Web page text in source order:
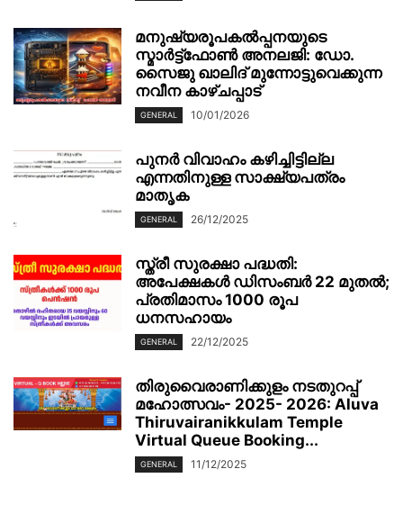
മനുഷ്യരൂപകൽപ്പനയുടെ
സ്മാർട്ട്‌ഫോൺ അനലജി: ഡോ.
സൈജു ഖാലിദ് മുന്നോട്ടുവെക്കുന്ന
നവീന കാഴ്ചപ്പാട്
GENERAL 10/01/2026
പുനർ വിവാഹം കഴിച്ചിട്ടില്ല
എന്നതിനുള്ള സാക്ഷ്യപത്രം
മാതൃക
GENERAL 26/12/2025
സ്ത്രീ സുരക്ഷാ പദ്ധതി:
അപേക്ഷകൾ ഡിസംബർ 22 മുതൽ;
പ്രതിമാസം 1000 രൂപ
ധനസഹായം
GENERAL 22/12/2025
തിരുവൈരാണിക്കുളം നടതുറപ്പ്
മഹോത്സവം- 2025- 2026: Aluva
Thiruvairanikkulam Temple
Virtual Queue Booking...
GENERAL 11/12/2025